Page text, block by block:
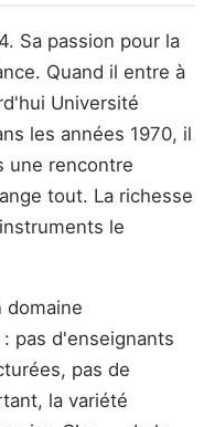
Sa passion pour la
Quand il entre à
Université
les années 1970, il
une rencontre
tout. La richesse
le
domaine
pas d'enseignants
pas de
la variété